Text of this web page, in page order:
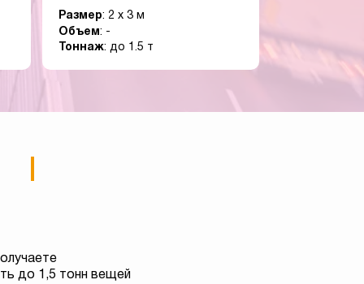
Размер: 2 x 3 м
Объем: -
Тоннаж: до 1.5 т
до 1,5 тонн вещей